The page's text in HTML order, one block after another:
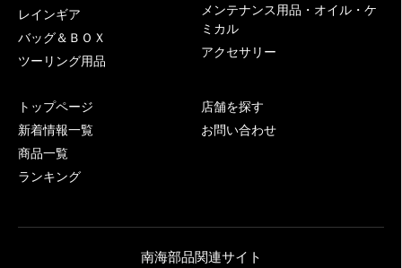
レインギア
バッグ＆ＢＯＸ
ツーリング用品
メンテナンス用品・オイル・ケ
ミカル
アクセサリー
トップページ
新着情報一覧
商品一覧
ランキング
店舗を探す
お問い合わせ
南海部品関連サイト